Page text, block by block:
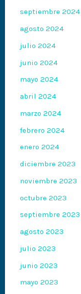
septiembre 2024
agosto 2024
julio 2024
junio 2024
mayo 2024
abril 2024
marzo 2024
febrero 2024
enero 2024
diciembre 2023
noviembre 2023
octubre 2023
septiembre 2023
agosto 2023
julio 2023
junio 2023
mayo 2023